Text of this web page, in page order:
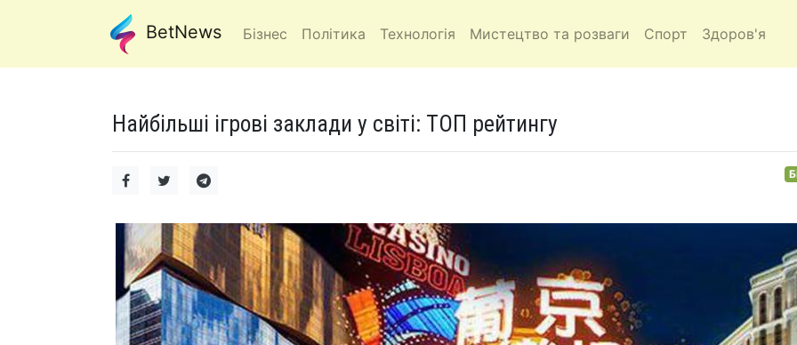
BetNews Бізнес Політика Технологія Мистецтво та розваги Спорт Здоров'я
Найбільші ігрові заклади у світі: ТОП рейтингу